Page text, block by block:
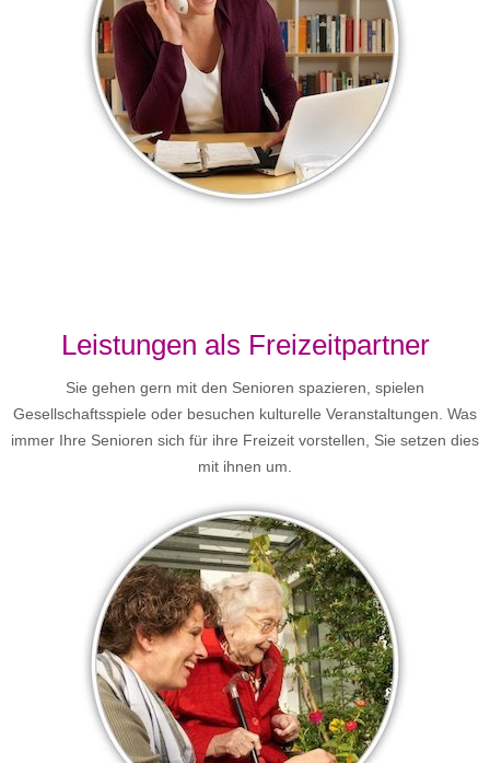
Leistungen als Freizeitpartner
Sie gehen gern mit den Senioren spazieren, spielen
Gesellschaftsspiele oder besuchen kulturelle Veranstaltungen. Was
immer Ihre Senioren sich für ihre Freizeit vorstellen, Sie setzen dies
mit ihnen um.